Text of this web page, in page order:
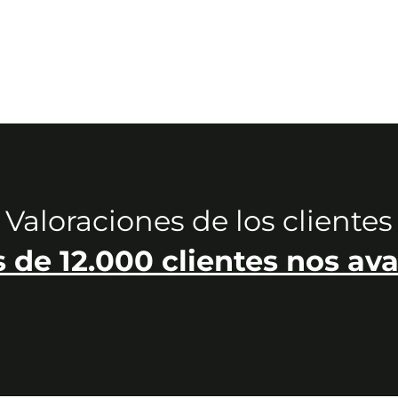
Valoraciones de los clientes
de 12.000 clientes nos